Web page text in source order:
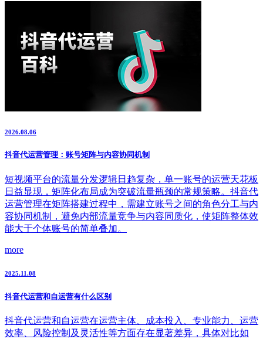
2026.08.06
抖音代运营管理：账号矩阵与内容协同机制
短视频平台的流量分发逻辑日趋复杂，单一账号的运营天花板
日益显现，矩阵化布局成为突破流量瓶颈的常规策略。抖音代
运营管理在矩阵搭建过程中，需建立账号之间的角色分工与内
容协同机制，避免内部流量竞争与内容同质化，使矩阵整体效
能大于个体账号的简单叠加。
more
2025.11.08
抖音代运营和自运营有什么区别
抖音代运营和自运营在运营主体、成本投入、专业能力、运营
效率、风险控制及灵活性等方面存在显著差异，具体对比如